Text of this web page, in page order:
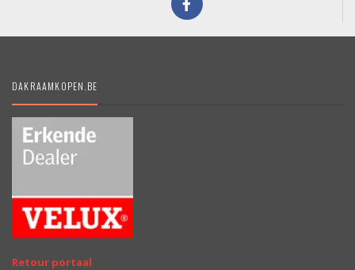
DAKRAAMKOPEN.BE
Retour portaal